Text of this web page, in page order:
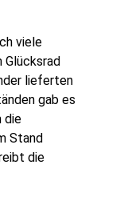
viele
Glücksrad
lieferten
gab es
die
Stand
die